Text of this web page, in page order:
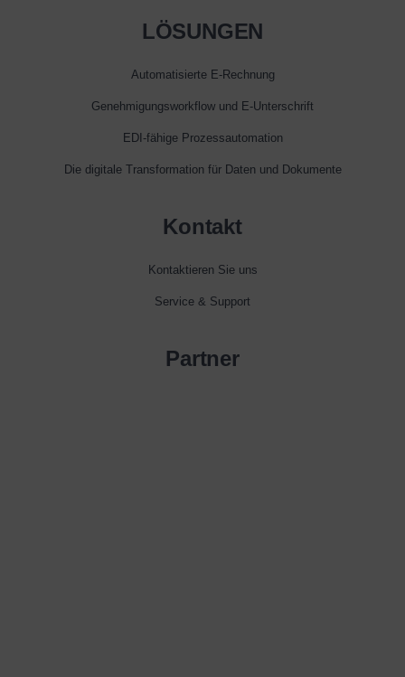
LÖSUNGEN
Automatisierte E‑Rechnung
Genehmigungsworkflow und E‑Unterschrift
EDI-fähige Prozessautomation
Die digitale Transformation für Daten und Dokumente
Kontakt
Kontaktieren Sie uns
Service & Support
Partner